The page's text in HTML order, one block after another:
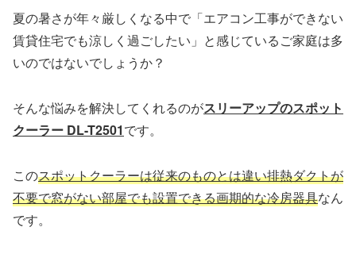
夏の暑さが年々厳しくなる中で「エアコン工事ができない
賃貸住宅でも涼しく過ごしたい」と感じているご家庭は多
いのではないでしょうか？
そんな悩みを解決してくれるのがスリーアップのスポット
クーラー DL-T2501です。
このスポットクーラーは従来のものとは違い排熱ダクトが
不要で窓がない部屋でも設置できる画期的な冷房器具なん
です。